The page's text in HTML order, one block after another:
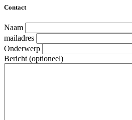
Contact
Naam
mailadres
Onderwerp
Bericht (optioneel)